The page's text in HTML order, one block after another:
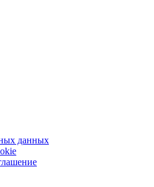
данных